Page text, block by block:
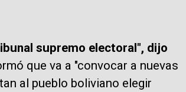
supremo electoral", dijo
que va a "convocar a nuevas
al pueblo boliviano elegir